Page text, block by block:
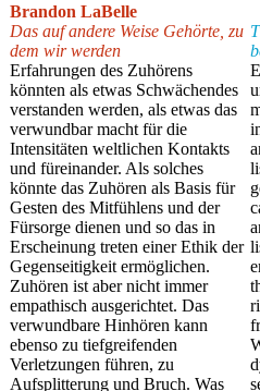
Brandon LaBelle
Das auf andere Weise Gehörte, zu
dem wir werden
Erfahrungen des Zuhörens
könnten als etwas Schwächendes
verstanden werden, als etwas das
verwundbar macht für die
Intensitäten weltlichen Kontakts
und füreinander. Als solches
könnte das Zuhören als Basis für
Gesten des Mitfühlens und der
Fürsorge dienen und so das in
Erscheinung treten einer Ethik der
Gegenseitigkeit ermöglichen.
Zuhören ist aber nicht immer
empathisch ausgerichtet. Das
verwundbare Hinhören kann
ebenso zu tiefgreifenden
Verletzungen führen, zu
Aufsplitterung und Bruch. Was